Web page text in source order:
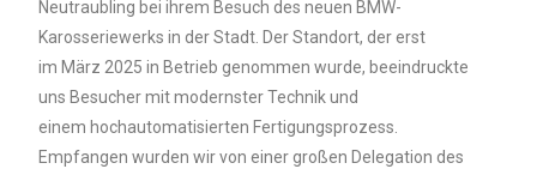
Neutraubling bei ihrem Besuch des neuen BMW-
Karosseriewerks in der Stadt. Der Standort, der erst
im März 2025 in Betrieb genommen wurde, beeindruckte
uns Besucher mit modernster Technik und
einem hochautomatisierten Fertigungsprozess.
Empfangen wurden wir von einer großen Delegation des